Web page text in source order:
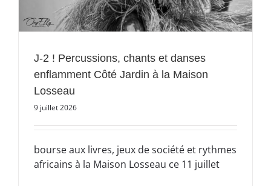
J-2 ! Percussions, chants et danses
enflamment Côté Jardin à la Maison
Losseau
9 juillet 2026
bourse aux livres, jeux de société et rythmes
africains à la Maison Losseau ce 11 juillet